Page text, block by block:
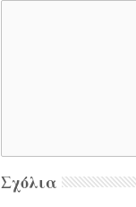
Σχόλια